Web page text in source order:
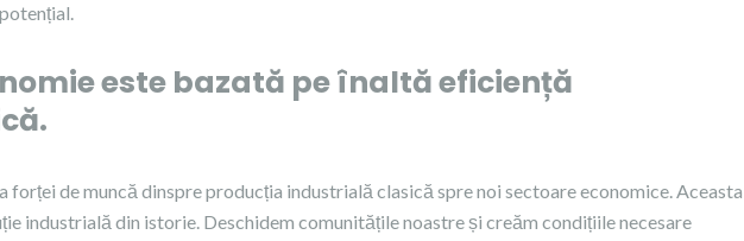
este bazată pe înaltă eficiență
forței de muncă dinspre producția industrială clasică spre noi sectoare economice. Aceasta
industrială din istorie. Deschidem comunitățile noastre și creăm condițiile necesare